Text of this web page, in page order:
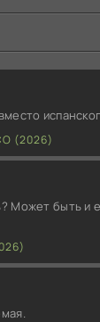
(2026)
Может быть и